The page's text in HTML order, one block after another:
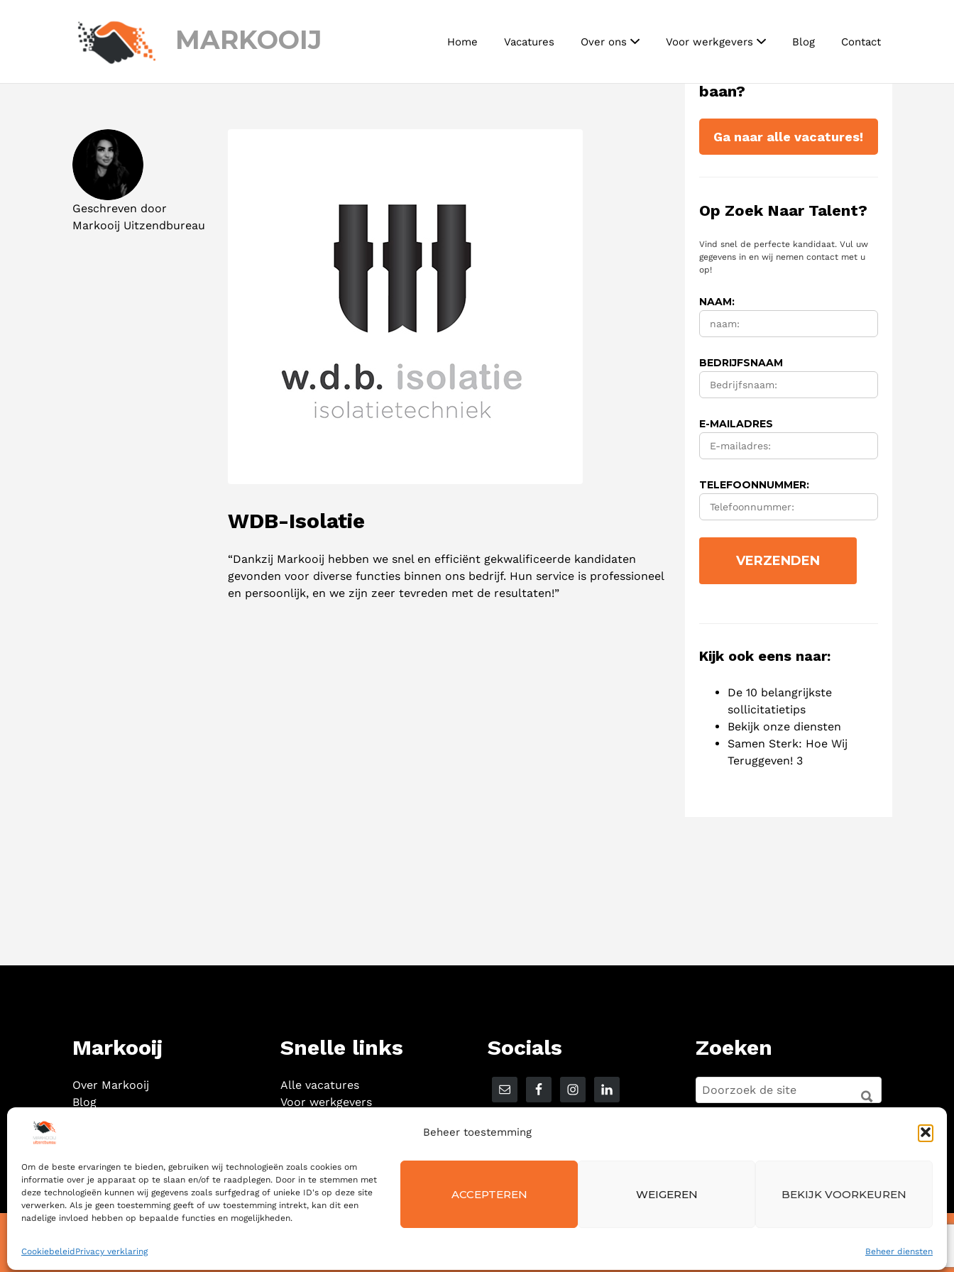
Beheer toestemming
Om de beste ervaringen te bieden, gebruiken wij technologieën zoals cookies om
informatie over je apparaat op te slaan en/of te raadplegen. Door in te stemmen met
deze technologieën kunnen wij gegevens zoals surfgedrag of unieke ID's op deze site
verwerken. Als je geen toestemming geeft of uw toestemming intrekt, kan dit een
nadelige invloed hebben op bepaalde functies en mogelijkheden.
Beheer diensten
ACCEPTEREN WEIGEREN BEKIJK VOORKEUREN
Cookiebeleid Privacy verklaring
MARKOOIJ Home Vacatures Over ons Voor werkgevers Blog Contact
Geschreven door
Markooij Uitzendbureau
WDB-Isolatie
“Dankzij Markooij hebben we snel en efficiënt gekwalificeerde kandidaten
gevonden voor diverse functies binnen ons bedrijf. Hun service is professioneel
en persoonlijk, en we zijn zeer tevreden met de resultaten!”
baan?
Ga naar alle vacatures!
Op Zoek Naar Talent?
Vind snel de perfecte kandidaat. Vul uw
gegevens in en wij nemen contact met u
op!
NAAM:
BEDRIJFSNAAM
E-MAILADRES
TELEFOONNUMMER:
Kijk ook eens naar:
De 10 belangrijkste
sollicitatietips
Bekijk onze diensten
Samen Sterk: Hoe Wij
Teruggeven! 3
Markooij
Over Markooij
Blog
Snelle links
Alle vacatures
Voor werkgevers
Socials Zoeken
ZOEKEN
FOR:
to